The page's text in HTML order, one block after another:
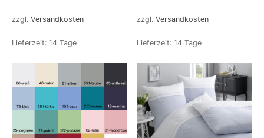
zzgl. Versandkosten
Lieferzeit: 14 Tage
zzgl. Versandkosten
Lieferzeit: 14 Tage